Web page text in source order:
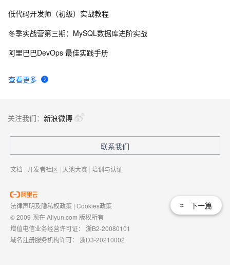
8 新年快乐 ~
查看更多
低代码开发师（初级）实战教程
冬季实战营第三期：MySQL数据库进阶实战
阿里巴巴DevOps 最佳实践手册
下一篇
关注我们： 新浪微博
联系我们
文档 | 开发者社区 | 天池大赛 | 培训与认证
法律声明及隐私权政策 | Cookies政策
© 2009-现在 Aliyun.com 版权所有
增值电信业务经营许可证： 浙B2-20080101
域名注册服务机构许可： 浙D3-20210002